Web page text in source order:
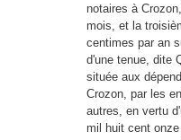
notaires à
mois, et la
centimes par an
d'une tenue, dite
située aux
Crozon, par les
autres, en vertu
mil huit cent